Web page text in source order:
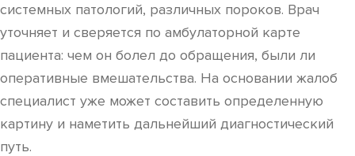
системных патологий, различных пороков. Врач
уточняет и сверяется по амбулаторной карте
пациента: чем он болел до обращения, были ли
оперативные вмешательства. На основании жалоб
специалист уже может составить определенную
картину и наметить дальнейший диагностический
путь.